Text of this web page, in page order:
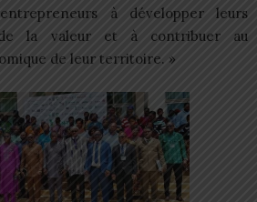
à développer leurs
la valeur et à contribuer au
de leur territoire. »